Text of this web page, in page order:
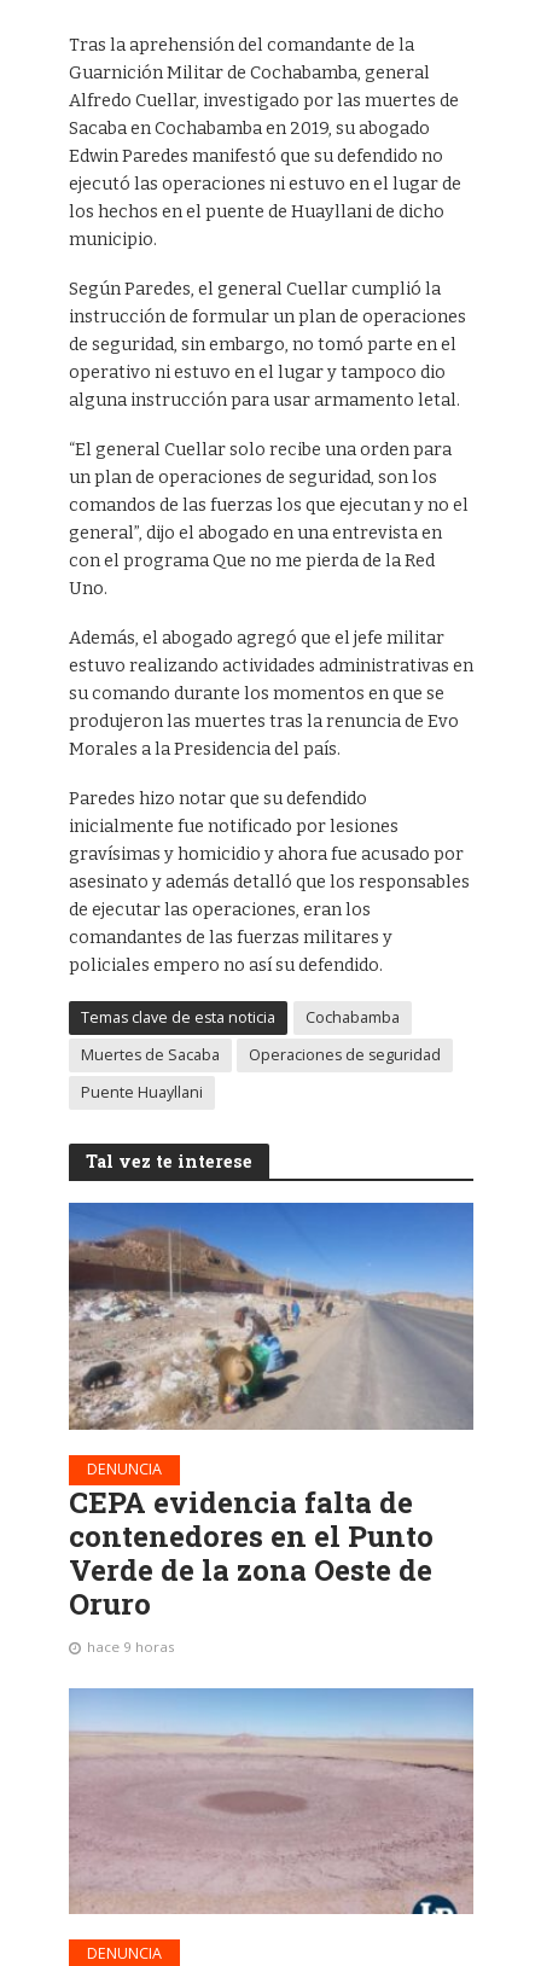
Tras la aprehensión del comandante de la
Guarnición Militar de Cochabamba, general
Alfredo Cuellar, investigado por las muertes de
Sacaba en Cochabamba en 2019, su abogado
Edwin Paredes manifestó que su defendido no
ejecutó las operaciones ni estuvo en el lugar de
los hechos en el puente de Huayllani de dicho
municipio.
Según Paredes, el general Cuellar cumplió la
instrucción de formular un plan de operaciones
de seguridad, sin embargo, no tomó parte en el
operativo ni estuvo en el lugar y tampoco dio
alguna instrucción para usar armamento letal.
“El general Cuellar solo recibe una orden para
un plan de operaciones de seguridad, son los
comandos de las fuerzas los que ejecutan y no el
general”, dijo el abogado en una entrevista en
con el programa Que no me pierda de la Red
Uno.
Además, el abogado agregó que el jefe militar
estuvo realizando actividades administrativas en
su comando durante los momentos en que se
produjeron las muertes tras la renuncia de Evo
Morales a la Presidencia del país.
Paredes hizo notar que su defendido
inicialmente fue notificado por lesiones
gravísimas y homicidio y ahora fue acusado por
asesinato y además detalló que los responsables
de ejecutar las operaciones, eran los
comandantes de las fuerzas militares y
policiales empero no así su defendido.
Temas clave de esta noticia
Cochabamba
Muertes de Sacaba
Operaciones de seguridad
Puente Huayllani
Tal vez te interese
DENUNCIA
CEPA evidencia falta de
contenedores en el Punto
Verde de la zona Oeste de
Oruro
hace 9 horas
DENUNCIA